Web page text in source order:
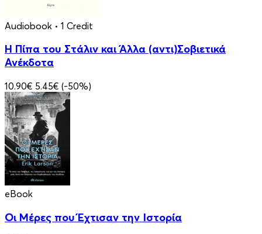
Audiobook • 1 Credit
Η Πίπα του Στάλιν και Άλλα (αντι)Σοβιετικά
Ανέκδοτα
10.90€ 5.45€ (-50%)
eBook
Οι Μέρες που Έχτισαν την Ιστορία